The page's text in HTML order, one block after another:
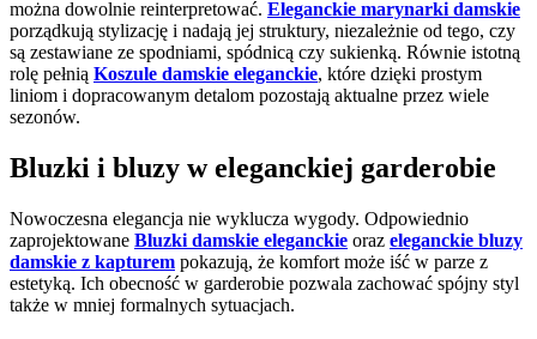
można dowolnie reinterpretować. Eleganckie marynarki damskie
porządkują stylizację i nadają jej struktury, niezależnie od tego, czy
są zestawiane ze spodniami, spódnicą czy sukienką. Równie istotną
rolę pełnią Koszule damskie eleganckie, które dzięki prostym
liniom i dopracowanym detalom pozostają aktualne przez wiele
sezonów.
Bluzki i bluzy w eleganckiej garderobie
Nowoczesna elegancja nie wyklucza wygody. Odpowiednio
zaprojektowane Bluzki damskie eleganckie oraz eleganckie bluzy
damskie z kapturem pokazują, że komfort może iść w parze z
estetyką. Ich obecność w garderobie pozwala zachować spójny styl
także w mniej formalnych sytuacjach.